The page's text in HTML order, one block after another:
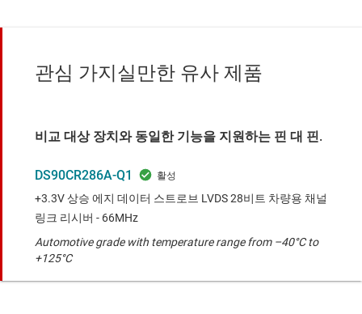
관심 가지실만한 유사 제품
비교 대상 장치와 동일한 기능을 지원하는 핀 대 핀.
DS90CR286A-Q1
+3.3V 상승 에지 데이터 스트로브 LVDS 28비트 차량용 채널
링크 리시버 - 66MHz
Automotive grade with temperature range from –40°C to
+125°C